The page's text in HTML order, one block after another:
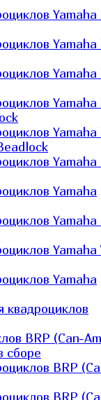
Yamaha
Yamaha
Yamaha
Yamaha
Yamaha
квадроциклов
BRP (Can-
сборе
BRP
BRP